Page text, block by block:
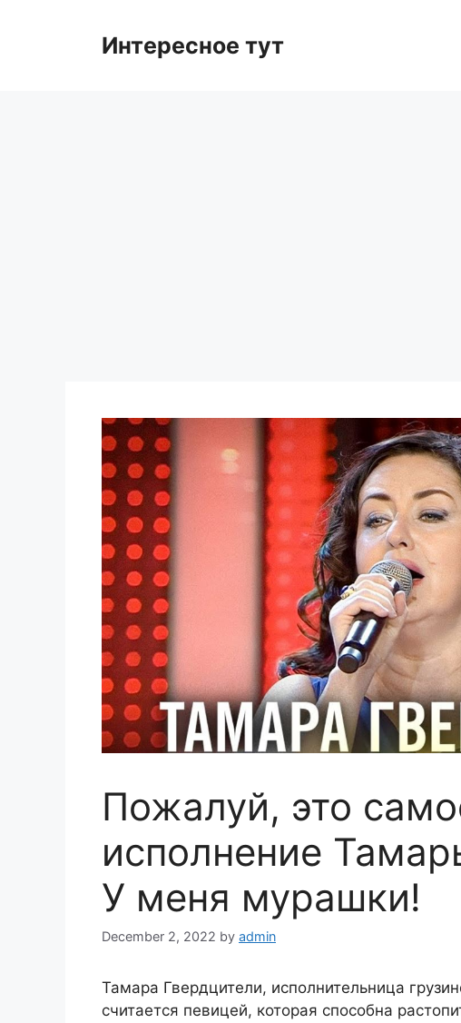
Интересное тут
Пожалуй, это
исполнение
У меня мурашки!
December 2, 2022 by admin
Тамара Гвердцители, исполнительница
считается певицей, которая способна